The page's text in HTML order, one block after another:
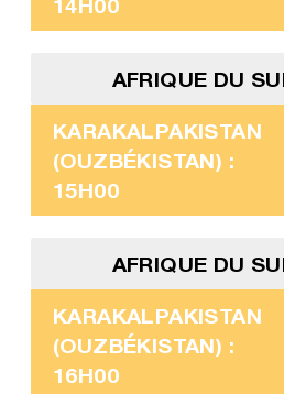
AFRIQUE DU
KARAKALPAKISTAN
(OUZBÉKISTAN) :
15H00
AFRIQUE DU
KARAKALPAKISTAN
(OUZBÉKISTAN) :
16H00